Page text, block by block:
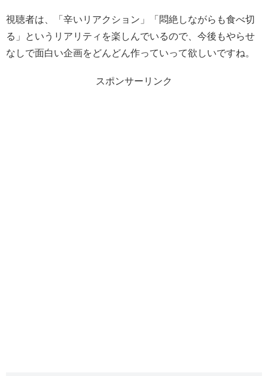
視聴者は、「辛いリアクション」「悶絶しながらも食べ切
る」というリアリティを楽しんでいるので、今後もやらせ
なしで面白い企画をどんどん作っていって欲しいですね。
スポンサーリンク